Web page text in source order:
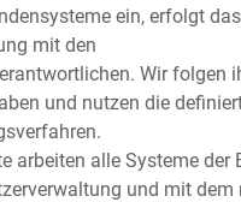
ein, erfolgt
mit den
Wir folgen
und nutzen die
arbeiten alle Systeme der
und mit dem